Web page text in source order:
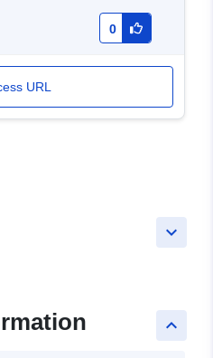
0
URL
keyboard_arrow_down
keyboard_arrow_up